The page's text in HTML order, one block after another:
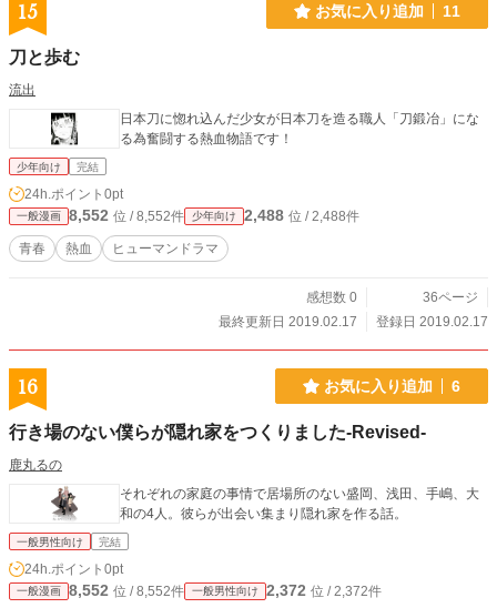
15 お気に入り追加 11
刀と歩む
流出
日本刀に惚れ込んだ少女が日本刀を造る職人「刀鍛冶」にな
る為奮闘する熱血物語です！
少年向け 完結
24h.ポイント 0pt
一般漫画 8,552 位 / 8,552件 少年向け 2,488 位 / 2,488件
青春 熱血 ヒューマンドラマ
感想数 0
36ページ
最終更新日 2019.02.17
登録日 2019.02.17
16 お気に入り追加 6
行き場のない僕らが隠れ家をつくりました-Revised-
鹿丸るの
それぞれの家庭の事情で居場所のない盛岡、浅田、手嶋、大
和の4人。彼らが出会い集まり隠れ家を作る話。
一般男性向け 完結
24h.ポイント 0pt
一般漫画 8,552 位 / 8,552件 一般男性向け 2,372 位 / 2,372件